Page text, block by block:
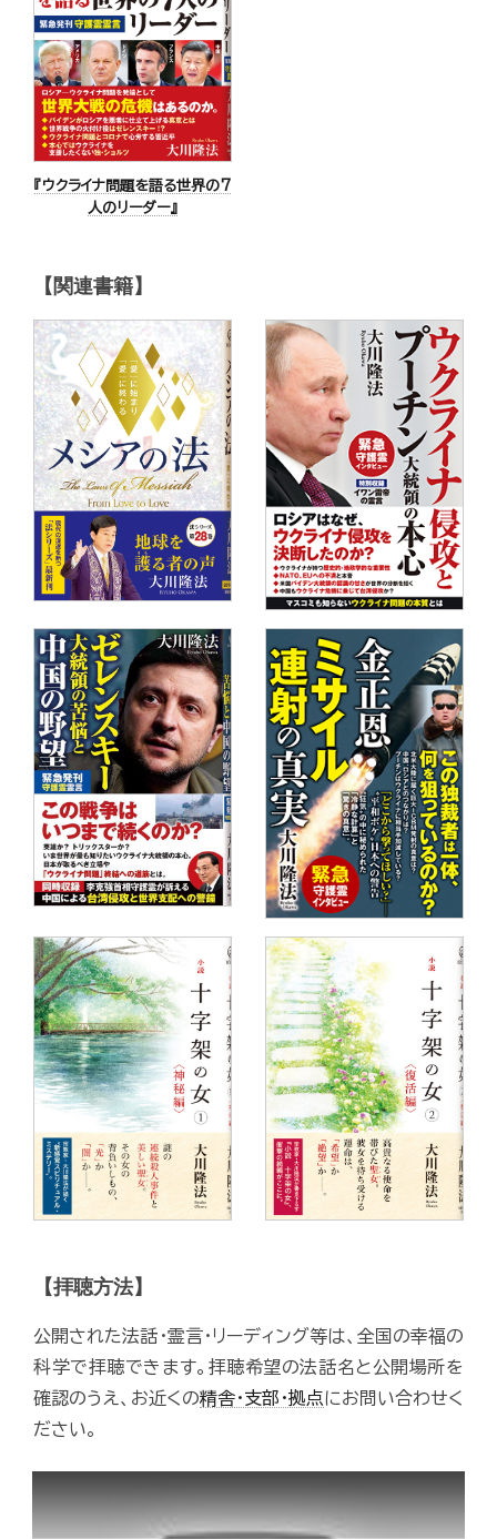
『ウクライナ問題を語る世界の7
人のリーダー』
【関連書籍】
【拝聴方法】
公開された法話・霊言・リーディング等は、全国の幸福の
科学で拝聴できます。拝聴希望の法話名と公開場所を
確認のうえ、お近くの精舎・支部・拠点にお問い合わせく
ださい。